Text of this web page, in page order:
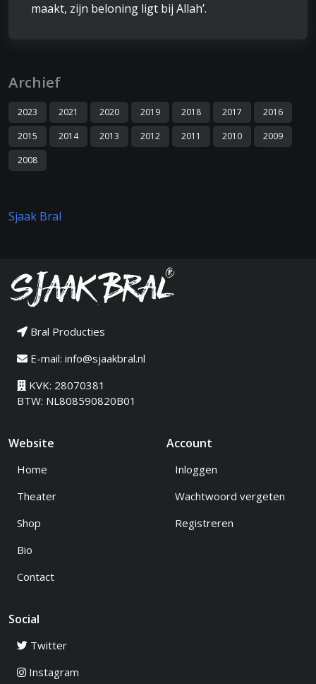
maakt, zijn beloning ligt bij Allah’.
Archief
2023 2021 2020 2019 2018 2017
2016
2015
2014 2013 2012 2011 2010
2009
2008
Sjaak Bral
Bral Producties
E-mail: info@sjaakbral.nl
KVK: 28070381
BTW: NL808590820B01
Website
Home
Theater
Shop
Bio
Contact
Account
Inloggen
Wachtwoord vergeten
Registreren
Social
Twitter
Instagram